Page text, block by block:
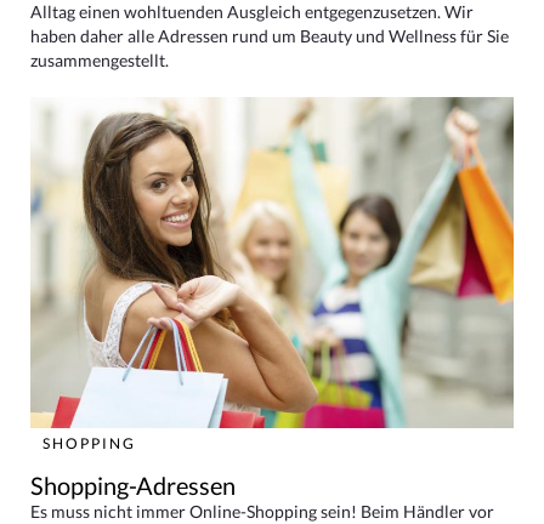
Alltag einen wohltuenden Ausgleich entgegenzusetzen. Wir
haben daher alle Adressen rund um Beauty und Wellness für Sie
zusammengestellt.
SHOPPING
Shopping-Adressen
Es muss nicht immer Online-Shopping sein! Beim Händler vor